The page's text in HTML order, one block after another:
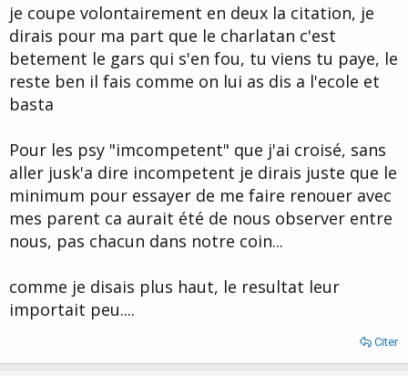
J'avoue que j'aimerai bien rencontrer ces "psys incompétents"
pour tester par moi même...Après comme pour tout métier, je
pense qu'une pratique efficace dépend beaucoup du praticien,
plus que de la méthode utilisée d'ailleurs, et surtout du consultant
dont les attentes déterminent beaucoup l'appréciation qu'ils
auront du praticien ainsi que le "pouvoir" qu'ils vont lui attribuer....
supplémentaire aurais tu ajouté ?
je coupe volontairement en deux la citation, je
dirais pour ma part que le charlatan c'est
betement le gars qui s'en fou, tu viens tu paye, le
reste ben il fais comme on lui as dis a l'ecole et
basta
Pour les psy "imcompetent" que j'ai croisé, sans
aller jusk'a dire incompetent je dirais juste que le
minimum pour essayer de me faire renouer avec
mes parent ca aurait été de nous observer entre
nous, pas chacun dans notre coin...
comme je disais plus haut, le resultat leur
importait peu....
Citer